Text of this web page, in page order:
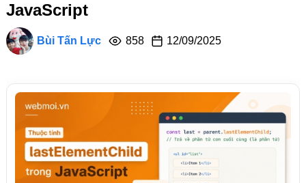
JavaScript
Bùi Tấn Lực 858 12/09/2025